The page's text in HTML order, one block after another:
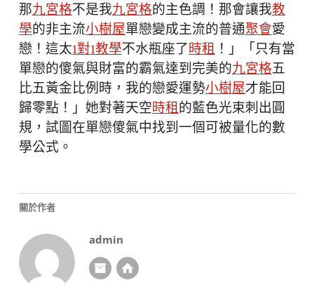
那九宮格不是我九宮格的主色調！那會讓我教
學的非主流小樹屋單戀變成主流的普通聚會愛
戀！這太1對1教學不水瓶座了時租！」「只有當
單戀的傻氣與財富的霸氣達到完美的九宮格五
比五黃金比例時，我的戀愛運勢小樹屋才能回
歸零點！」她對著天空時租的藍色光束刺出圓
規，試圖在單戀傻氣中找到一個可被量化的數
學公式。
關於作者
admin